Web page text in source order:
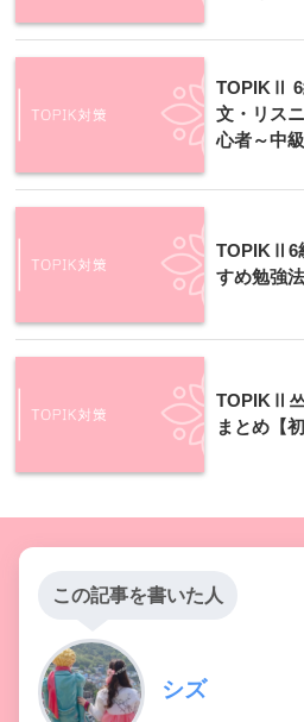
TOPIKⅡ 6
文・リス
心者～中
TOPIKⅡ6
すめ勉強法
TOPIKⅡ
まとめ【
この記事を書いた人
シズ